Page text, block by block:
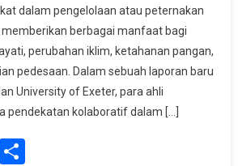
Komunitas
Dapat
Membawa
Beragam
Manfaat
Bagi
dalam pengelolaan atau peternakan
berbagai manfaat bagi
perubahan iklim, ketahanan pangan,
pedesaan. Dalam sebuah laporan baru
University of Exeter, para ahli
pendekatan kolaboratif dalam […]
Share